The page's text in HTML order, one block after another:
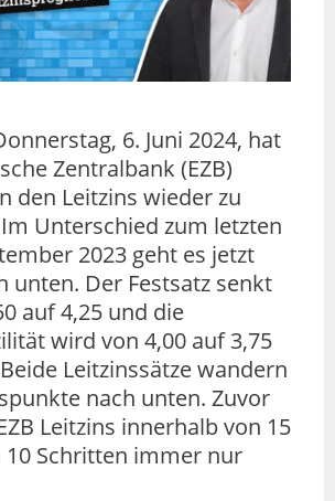
6. Juni 2024, hat
Zentralbank (EZB)
den Leitzins wieder zu
Unterschied zum letzten
2023 geht es jetzt
unten. Der Festsatz senkt
auf 4,25 und die
wird von 4,00 auf 3,75
Leitzinssätze wandern
nach unten. Zuvor
Leitzins innerhalb von 15
10 Schritten immer nur